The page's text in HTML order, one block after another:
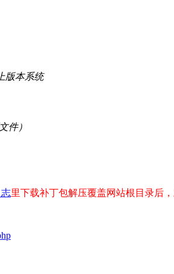
版本系统
件）
里下载补丁包解压覆盖网站根目录后